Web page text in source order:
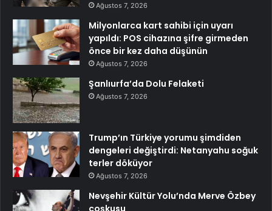
Ağustos 7, 2026
Milyonlarca kart sahibi için uyarı
yapıldı: POS cihazına şifre girmeden
önce bir kez daha düşünün
Ağustos 7, 2026
Şanlıurfa’da Dolu Felaketi
Ağustos 7, 2026
Trump’ın Türkiye yorumu şimdiden
dengeleri değiştirdi: Netanyahu soğuk
terler döküyor
Ağustos 7, 2026
Nevşehir Kültür Yolu’nda Merve Özbey